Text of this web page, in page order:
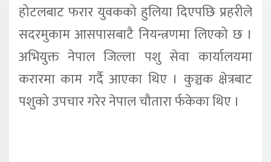
होटलबाट फरार युवकको हुलिया दिएपछि प्रहरीले
सदरमुकाम आसपासबाटै नियन्त्रणमा लिएको छ ।
अभियुक्त नेपाल जिल्ला पशु सेवा कार्यालयमा
करारमा काम गर्दै आएका थिए । कुञ्चक क्षेत्रबाट
पशुको उपचार गरेर नेपाल चौतारा र्फकेका थिए ।